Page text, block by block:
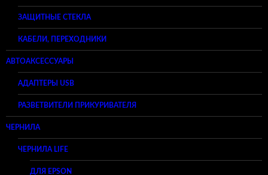
ЗАЩИТНЫЕ СТЕКЛА
КАБЕЛИ, ПЕРЕХОДНИКИ
АВТОАКСЕССУАРЫ
АДАПТЕРЫ USB
РАЗВЕТВИТЕЛИ ПРИКУРИВАТЕЛЯ
ЧЕРНИЛА
ЧЕРНИЛА LIFE
ДЛЯ EPSON